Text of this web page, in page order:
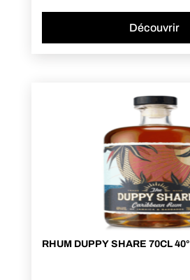
Découvrir
RHUM DUPPY SHARE 70CL 40°